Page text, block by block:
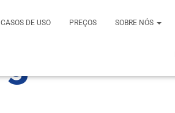
CASOS DE USO PREÇOS SOBRE NÓS